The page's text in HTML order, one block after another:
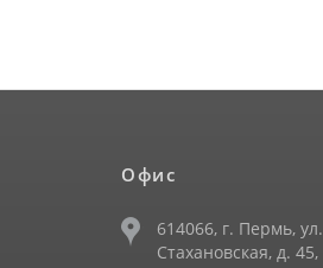
Офис
614066, г. Пермь, ул.
Стахановская, д. 45,